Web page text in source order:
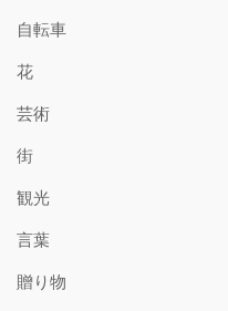
自転車
花
芸術
街
観光
言葉
贈り物